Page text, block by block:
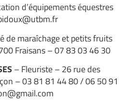
d’équipements équestres
de maraîchage et petits fruits
Fraisans – 07 83 03 46 30
– Fleuriste – 26 rue des
– 03 81 81 44 80 / 06 50 91